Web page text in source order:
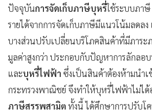
ปัจจุบันการจัดเก็บภาษีบุหรี่ใช้ระบบภาษี
รายได้จากการจัดเก็บภาษีมีแนวโน้มลดลง
บางส่วนปรับเปลี่ยนบริโภคสินค้าที่มีภาระ
มูลค่าสูงกว่า ประกอบกับปัญหาการลักลอบ
และบุหรี่ไฟฟ้า ซึ่งเป็นสินค้าต้องห้ามนำเ
กระทรวงพาณิชย์ จึงทำให้บุหรี่ไฟฟ้าไม่ไ
ภาษีสรรพสามิต ทั้งนี้ ได้ศึกษาการปรับโ